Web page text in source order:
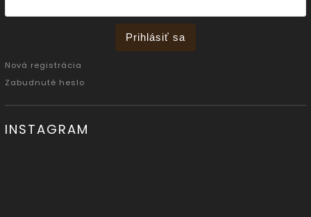
Prihlásiť sa
Nová registrácia
Zabudnuté heslo
INSTAGRAM